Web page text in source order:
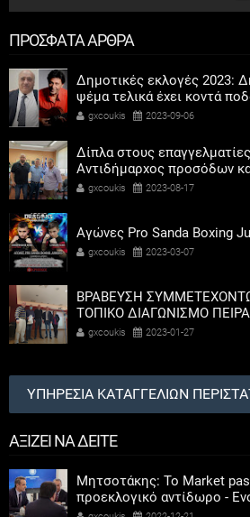
ΠΡΟΣΦΑΤΑ ΑΡΘΡΑ
Δημοτικές εκλογές 2023:
ψέμα τελικά έχει κοντά
gxcoukis 2023-09-06
Δίπλα στους
Αντιδήμαρχος προσόδων
Καψοκόλης
gxcoukis 2023-08-17
Αγώνες Pro Sanda Boxing
gxcoukis 2023-03-07
ΒΡΑΒΕΥΣΗ
ΤΟΠΙΚΟ ΔΙΑΓΩΝΙΣΜΟ
ΕΠΙΣΤΗΜΩΝ
gxcoukis 2023-01-27
ΥΠΗΡΕΣΙΑ ΚΑΤΑΓΓΕΛΙΩΝ
ΑΞΙΖΕΙ ΝΑ ΔΕΙΤΕ
Μητσοτάκης: Το Market
προεκλογικό αντίδωρο -